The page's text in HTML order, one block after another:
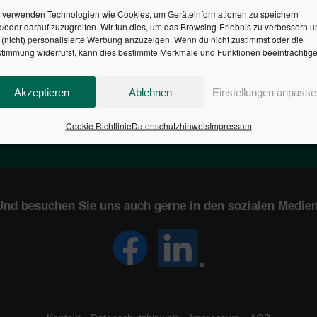
verwenden Technologien wie Cookies, um Geräteinformationen zu speichern
oder darauf zuzugreifen. Wir tun dies, um das Browsing-Erlebnis zu verbessern
personalisierte Werbung anzuzeigen. Wenn du nicht zustimmst oder die
widerrufst, kann dies bestimmte Merkmale und Funktionen
Akzeptieren Ablehnen Einstellungen
Cookie RichtlinieDatenschutzhinweisImpressum
DES BUNDES DER
€
IN DEUTSCHLAND
besuchen Sie uns auch gerne in den sozialen